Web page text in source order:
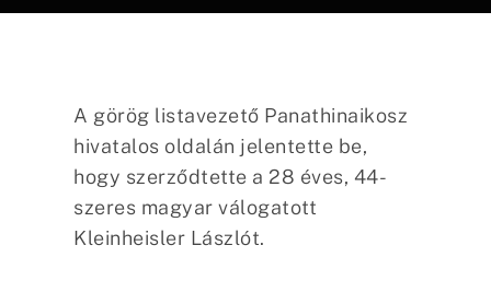
A görög listavezető Panathinaikosz
hivatalos oldalán jelentette be,
hogy szerződtette a 28 éves, 44-
szeres magyar válogatott
Kleinheisler Lászlót.